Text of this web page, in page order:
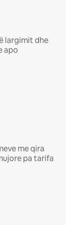
largimit dhe
apo
me qira
pa tarifa